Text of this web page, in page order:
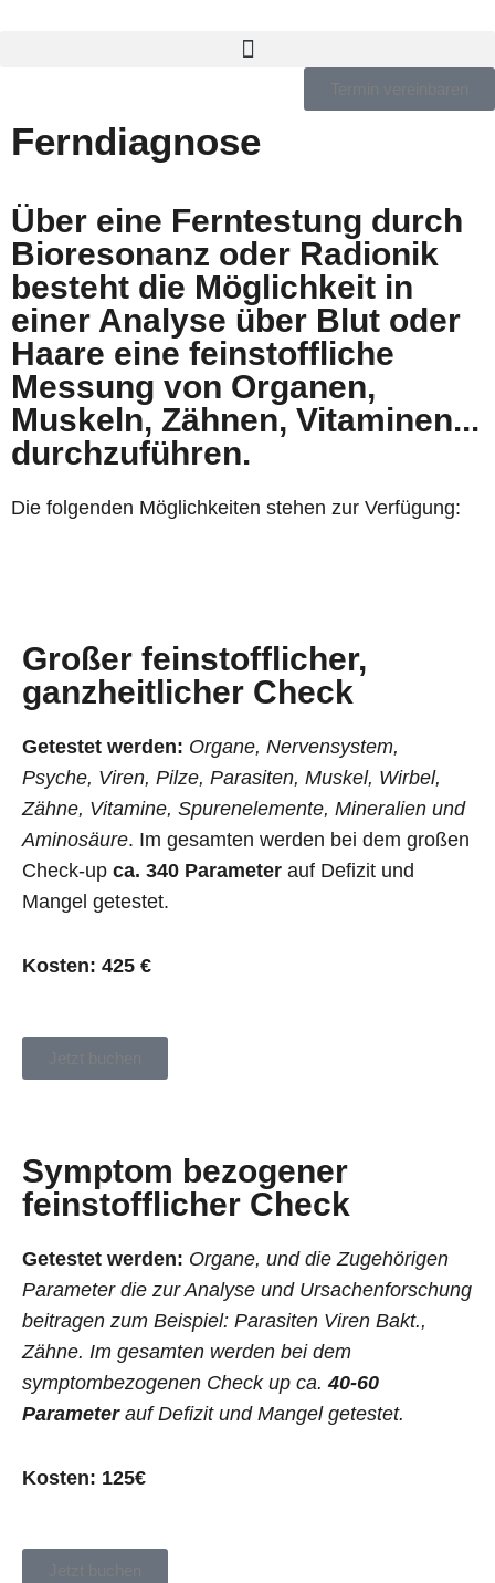
springen
Ferndiagnose
Über eine Ferntestung durch
Bioresonanz oder Radionik
besteht die Möglichkeit in
einer Analyse über Blut oder
Haare eine feinstoffliche
Messung von Organen,
Muskeln, Zähnen, Vitaminen...
durchzuführen.
Die folgenden Möglichkeiten stehen zur Verfügung:
Großer feinstofflicher,
ganzheitlicher Check
Getestet werden: Organe, Nervensystem,
Psyche, Viren, Pilze, Parasiten, Muskel, Wirbel,
Zähne, Vitamine, Spurenelemente, Mineralien und
Aminosäure. Im gesamten werden bei dem großen
Check-up ca. 340 Parameter auf Defizit und
Mangel getestet.
Kosten: 425 €
Symptom bezogener
feinstofflicher Check
Getestet werden: Organe, und die Zugehörigen
Parameter die zur Analyse und Ursachenforschung
beitragen zum Beispiel: Parasiten Viren Bakt.,
Zähne. Im gesamten werden bei dem
symptombezogenen Check up ca.40-60
Parameterauf Defizit und Mangel getestet.
Kosten: 125€